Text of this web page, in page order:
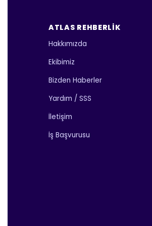
ATLAS REHBERLIK
Hakkımızda
Ekibimiz
Bizden Haberler
Yardım / SSS
İletişim
İş Başvurusu